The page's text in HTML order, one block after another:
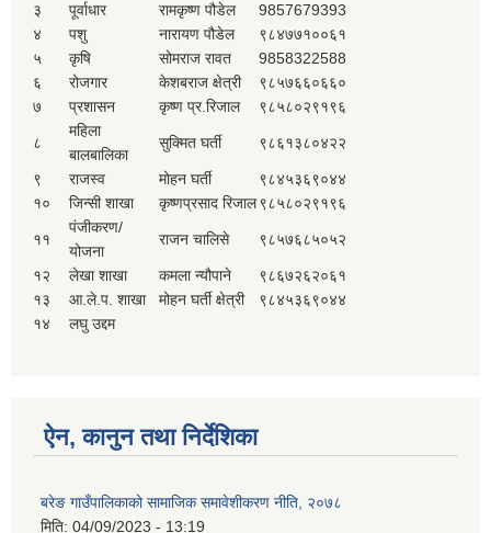
३
पूर्वाधार रामकृष्ण पौडेल
9857679393
४
पशु नारायण पौडेल
९८४७७१००६१
५
कृषि सोमराज रावत
9858322588
६
रोजगार केशबराज क्षेत्री
९८५७६६०६६०
७
प्रशासन कृष्ण प्र.रिजाल ९८५८०२९१९६
८
महिला
बालबालिका
सुक्मित घर्ती ९८६१३८०४२२
९ राजस्व मोहन घर्ती
९८४५३६९०४४
१०
जिन्सी शाखा कृष्णप्रसाद रिजाल९८५८०२९१९६
११
पंजीकरण/
योजना
राजन चालिसे ९८५७६८५०५२
१२ लेखा शाखा कमला न्यौपाने
९८६७२६२०६१
१३
आ.ले.प. शाखा मोहन घर्ती क्षेत्री
९८४५३६९०४४
१४
लघु उद्दम
ऐन, कानुन तथा निर्देशिका
बरेङ गाउँपालिकाको सामाजिक समावेशीकरण नीति, २०७८
मिति: 04/09/2023 - 13:19